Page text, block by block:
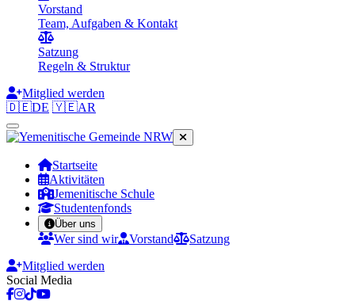
Vorstand
Team, Aufgaben & Kontakt
Satzung
Regeln & Struktur
Mitglied werden
🇩🇪DE 🇾🇪AR
Startseite
Aktivitäten
Jemenitische Schule
Studentenfonds
Über uns
Wer sind wir Vorstand
Satzung
Mitglied werden
Social Media